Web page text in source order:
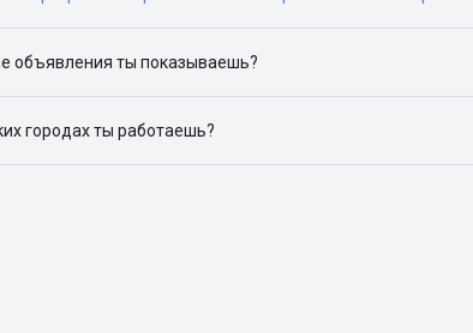
объявления ты показываешь?
городах ты работаешь?